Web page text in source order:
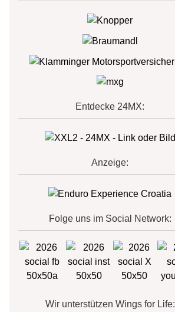
Entdecke 24MX:
Anzeige:
Folge uns im Social Network:
Wir unterstützen Wings for Life: